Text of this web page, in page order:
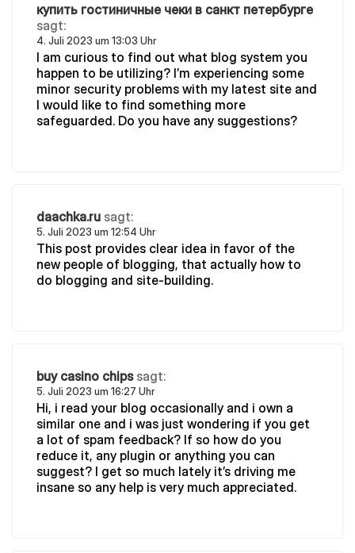
купить гостиничные чеки в санкт петербурге
sagt:
4. Juli 2023 um 13:03 Uhr
I am curious to find out what blog system you
happen to be utilizing? I’m experiencing some
minor security problems with my latest site and
I would like to find something more
safeguarded. Do you have any suggestions?
daachka.ru sagt:
5. Juli 2023 um 12:54 Uhr
This post provides clear idea in favor of the
new people of blogging, that actually how to
do blogging and site-building.
buy casino chips sagt:
5. Juli 2023 um 16:27 Uhr
Hi, i read your blog occasionally and i own a
similar one and i was just wondering if you get
a lot of spam feedback? If so how do you
reduce it, any plugin or anything you can
suggest? I get so much lately it’s driving me
insane so any help is very much appreciated.